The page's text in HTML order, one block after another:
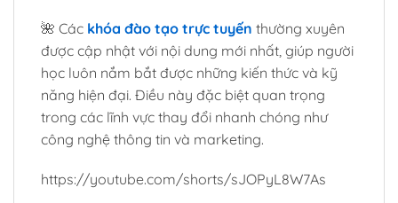
🌺 Các khóa đào tạo trực tuyến thường xuyên
được cập nhật với nội dung mới nhất, giúp người
học luôn nắm bắt được những kiến thức và kỹ
năng hiện đại. Điều này đặc biệt quan trọng
trong các lĩnh vực thay đổi nhanh chóng như
công nghệ thông tin và marketing.
https://youtube.com/shorts/sJOPyL8W7As